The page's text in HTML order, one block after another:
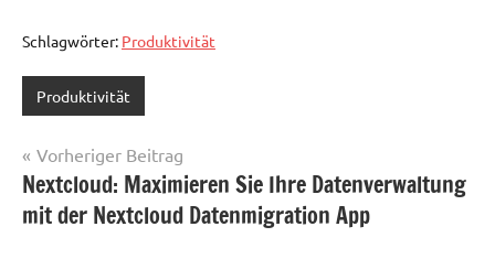
Schlagwörter: Produktivität
Produktivität
Beitragsnavigation
Vorheriger Beitrag
Nextcloud: Maximieren Sie Ihre Datenverwaltung
mit der Nextcloud Datenmigration App